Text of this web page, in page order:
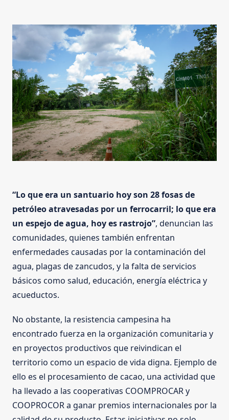
“Lo que era un santuario hoy son 28 fosas de
petróleo atravesadas por un ferrocarril; lo que era
un espejo de agua, hoy es rastrojo”, denuncian las
comunidades, quienes también enfrentan
enfermedades causadas por la contaminación del
agua, plagas de zancudos, y la falta de servicios
básicos como salud, educación, energía eléctrica y
acueductos.
No obstante, la resistencia campesina ha
encontrado fuerza en la organización comunitaria y
en proyectos productivos que reivindican el
territorio como un espacio de vida digna. Ejemplo de
ello es el procesamiento de cacao, una actividad que
ha llevado a las cooperativas COOMPROCAR y
COOPROCOR a ganar premios internacionales por la